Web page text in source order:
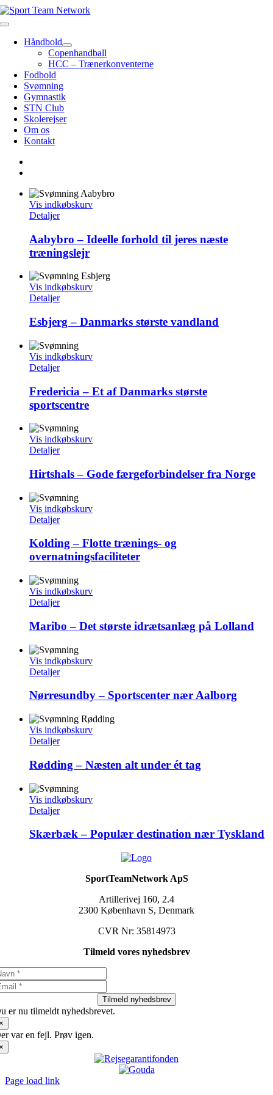
Skip
to
Toggle
NavigationHåndbold
Copenhandball
HCC – Trænerkonventerne
Fodbold
Svømning
Gymnastik
STN Club
Skolerejser
Om os
Kontakt
Vis indkøbskurv
Detaljer
Aabybro – Ideelle forhold til jeres næste
træningslejr
Vis indkøbskurv
Detaljer
Esbjerg – Danmarks største vandland
Vis indkøbskurv
Detaljer
Fredericia – Et af Danmarks største
sportscentre
Vis indkøbskurv
Detaljer
Hirtshals – Gode færgeforbindelser fra Norge
Vis indkøbskurv
Detaljer
Kolding – Flotte trænings- og
overnatningsfaciliteter
Vis indkøbskurv
Detaljer
Maribo – Det største idrætsanlæg på Lolland
Vis indkøbskurv
Detaljer
Nørresundby – Sportscenter nær Aalborg
Vis indkøbskurv
Detaljer
Rødding – Næsten alt under ét tag
Vis indkøbskurv
Detaljer
Skærbæk – Populær destination nær Tyskland
SportTeamNetwork ApS
Artillerivej 160, 2.4
2300 København S, Denmark
CVR Nr: 35814973
Tilmeld vores nyhedsbrev
Tilmeld nyhedsbrev
er nu tilmeldt nyhedsbrevet.
var en fejl. Prøv igen.
Page load link